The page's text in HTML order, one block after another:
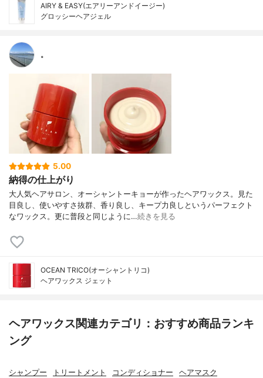
AIRY & EASY(エアリーアンドイージー)
グロッシーヘアジェル
。
5.00
納得の仕上がり
大人気ヘアサロン、オーシャントーキョーが作ったヘアワックス。見た
目良し、使いやすさ抜群、香り良し、キープ力良しというパーフェクト
なワックス。更に普段と同じように…続きを見る
OCEAN TRICO(オーシャントリコ)
ヘアワックス ジェット
ヘアワックス関連カテゴリ：おすすめ商品ランキ
ング
シャンプー トリートメント コンディショナー ヘアマスク